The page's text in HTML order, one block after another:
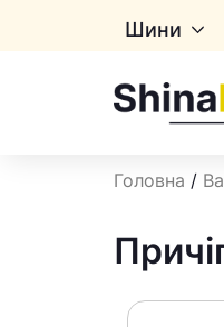
Шини
Головна /